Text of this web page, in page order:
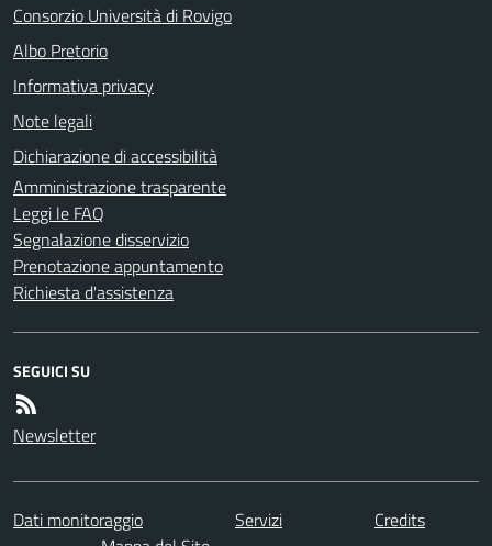
Consorzio Università di Rovigo
Albo Pretorio
Informativa privacy
Note legali
Dichiarazione di accessibilità
Amministrazione trasparente
Leggi le FAQ
Segnalazione disservizio
Prenotazione appuntamento
Richiesta d'assistenza
SEGUICI SU
Newsletter
Dati monitoraggio Servizi
Credits